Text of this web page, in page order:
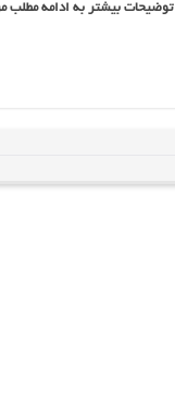
توضیحات بیشتر به ادامه مطلب